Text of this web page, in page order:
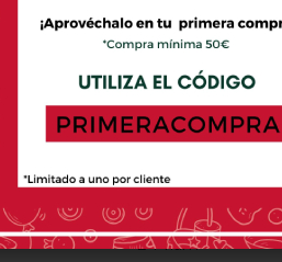
Cochecito De 2 Piezas Cybex
E-Priam